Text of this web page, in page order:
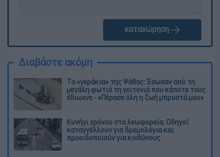
καταχώρηση
Διαβάστε ακόμη
Τα «γεράκια» της Ψάθας: Έσωσαν από τη
μεγάλη φωτιά τη γειτονιά που κάποτε τους
έδιωχνε - «Πέρασε όλη η ζωή μπροστά μου»
Κυνήγι χρόνου στα λεωφορεία: Οδηγοί
καταγγέλλουν για δρομολόγια και
προειδοποιούν για κινδύνους